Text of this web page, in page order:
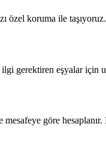
koruma ile
gerektiren eşyalar için
mesafeye göre